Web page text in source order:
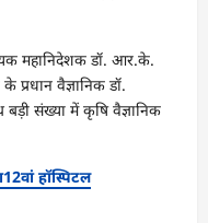
महानिदेशक डॉ. आर.के.
वैज्ञानिक डॉ.
बड़ी संख्या में कृषि वैज्ञानिक
हॉस्पिटल